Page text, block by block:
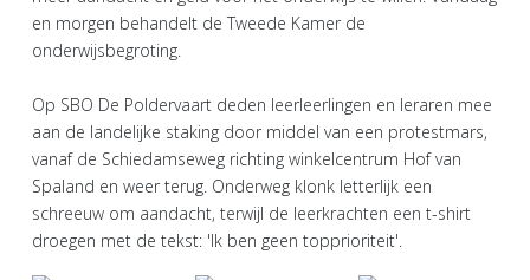
en morgen behandelt de Tweede Kamer de
onderwijsbegroting.
Op SBO De Poldervaart deden leerleerlingen en leraren mee
aan de landelijke staking door middel van een protestmars,
vanaf de Schiedamseweg richting winkelcentrum Hof van
Spaland en weer terug. Onderweg klonk letterlijk een
schreeuw om aandacht, terwijl de leerkrachten een t-shirt
droegen met de tekst: 'Ik ben geen topprioriteit'.